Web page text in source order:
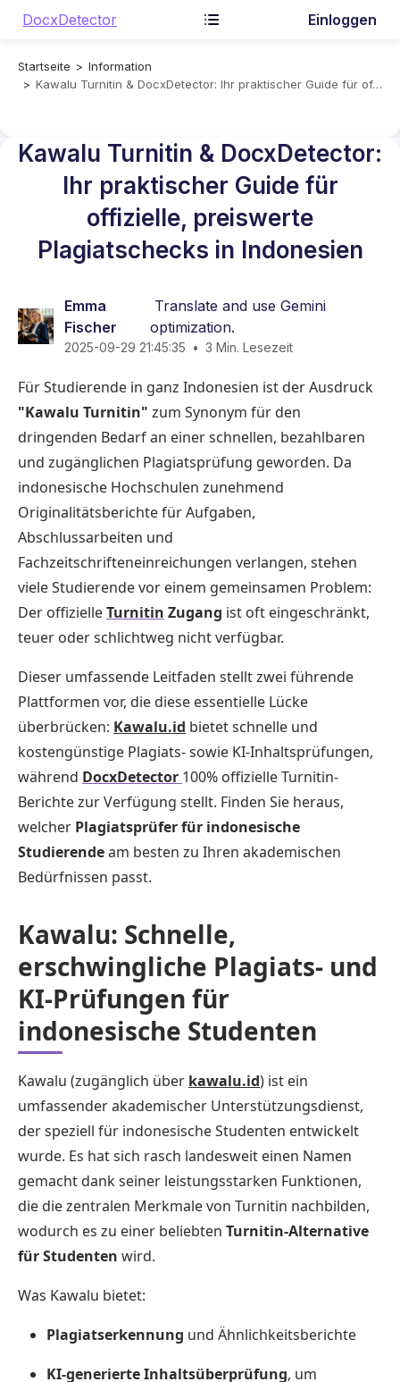
DocxDetector Einloggen
Startseite
Information
Kawalu Turnitin & DocxDetector: Ihr praktischer Guide für offizielle, preiswerte Plagiatschecks in Indonesien
Kawalu Turnitin & DocxDetector:
Ihr praktischer Guide für
offizielle, preiswerte
Plagiatschecks in Indonesien
Emma
Fischer
Translate and use Gemini
optimization.
2025-09-29 21:45:35 • 3 Min. Lesezeit
Für Studierende in ganz Indonesien ist der Ausdruck
"Kawalu Turnitin" zum Synonym für den
dringenden Bedarf an einer schnellen, bezahlbaren
und zugänglichen Plagiatsprüfung geworden. Da
indonesische Hochschulen zunehmend
Originalitätsberichte für Aufgaben,
Abschlussarbeiten und
Fachzeitschrifteneinreichungen verlangen, stehen
viele Studierende vor einem gemeinsamen Problem:
Der offizielleTurnitin Zugang ist oft eingeschränkt,
teuer oder schlichtweg nicht verfügbar.
Dieser umfassende Leitfaden stellt zwei führende
Plattformen vor, die diese essentielle Lücke
überbrücken: Kawalu.id bietet schnelle und
kostengünstige Plagiats- sowie KI-Inhaltsprüfungen,
während DocxDetector 100% offizielle Turnitin-
Berichte zur Verfügung stellt. Finden Sie heraus,
welcher Plagiatsprüfer für indonesische
Studierendeam besten zu Ihren akademischen
Bedürfnissen passt.
Kawalu: Schnelle,
erschwingliche Plagiats- und
KI-Prüfungen für
indonesische Studenten
Kawalu (zugänglich über kawalu.id) ist ein
umfassender akademischer Unterstützungsdienst,
der speziell für indonesische Studenten entwickelt
wurde. Es hat sich rasch landesweit einen Namen
gemacht dank seiner leistungsstarken Funktionen,
die die zentralen Merkmale von Turnitin nachbilden,
wodurch es zu einer beliebten Turnitin-Alternative
für Studenten wird.
Was Kawalu bietet:
Plagiatserkennung und Ähnlichkeitsberichte
KI-generierte Inhaltsüberprüfung, um